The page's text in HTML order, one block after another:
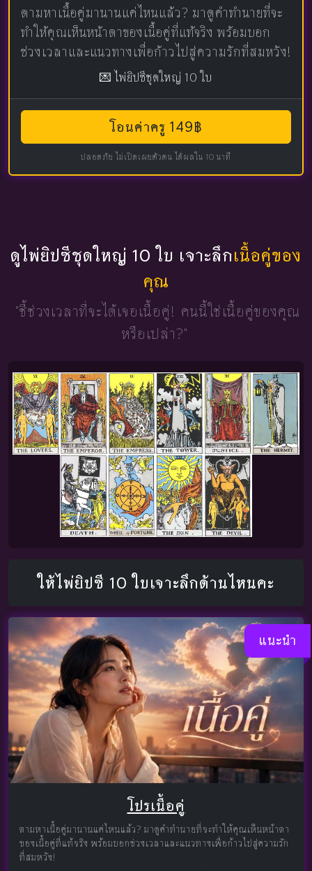
ตามหาเนื้อคู่มานานแค่ไหนแล้ว? มาดูคำทำนายที่จะ
ทำให้คุณเห็นหน้าตาของเนื้อคู่ที่แท้จริง พร้อมบอก
ช่วงเวลาและแนวทางเพื่อก้าวไปสู่ความรักที่สมหวัง!
💌 ไพ่ยิปซีชุดใหญ่ 10 ใบ
โอนค่าครู 149฿
ปลอดภัย ไม่เปิดเผยตัวตน ได้ผลใน 10 นาที
ดูไพ่ยิปซีชุดใหญ่ 10 ใบ เจาะลึกเนื้อคู่ของ
คุณ
"ชี้ช่วงเวลาที่จะได้เจอเนื้อคู่! คนนี้ใช่เนื้อคู่ของคุณ
หรือเปล่า?"
ให้ไพ่ยิปซี 10 ใบเจาะลึกด้านไหนคะ
แนะนำ
โปรเนื้อคู่
ตามหาเนื้อคู่มานานแค่ไหนแล้ว? มาดูคำทำนายที่จะทำให้คุณเห็นหน้าตา
ของเนื้อคู่ที่แท้จริง พร้อมบอกช่วงเวลาและแนวทางเพื่อก้าวไปสู่ความรัก
ที่สมหวัง!